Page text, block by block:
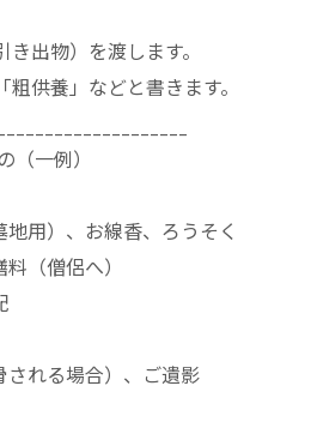
出物）を渡します。
供養」などと書きます。
一例）
用）、お線香、ろうそく
（僧侶へ）
される場合）、ご遺影